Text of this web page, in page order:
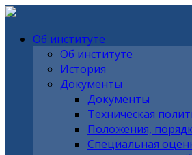
Об институте
Об институте
История
Документы
Документы
Техническая
Положения,
Специальная